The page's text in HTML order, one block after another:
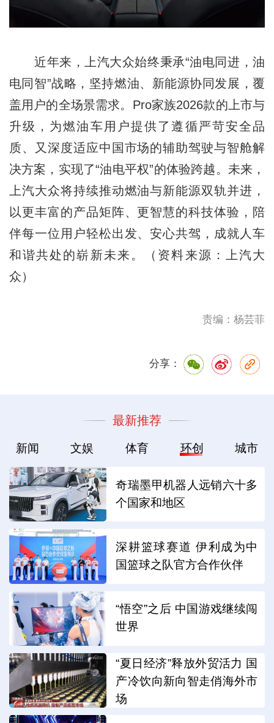
近年来，上汽大众始终秉承“油电同进，油
电同智”战略，坚持燃油、新能源协同发展，覆
盖用户的全场景需求。Pro家族2026款的上市与
升级，为燃油车用户提供了遵循严苛安全品
质、又深度适应中国市场的辅助驾驶与智舱解
决方案，实现了“油电平权”的体验跨越。未来，
上汽大众将持续推动燃油与新能源双轨并进，
以更丰富的产品矩阵、更智慧的科技体验，陪
伴每一位用户轻松出发、安心共驾，成就人车
和谐共处的崭新未来。（资料来源：上汽大
众）
责编：杨芸菲
分享：
最新推荐
新闻 文娱 体育 环创 城市
奇瑞墨甲机器人远销六十多
个国家和地区
深耕篮球赛道 伊利成为中
国篮球之队官方合作伙伴
“悟空”之后 中国游戏继续闯
世界
“夏日经济”释放外贸活力 国
产冷饮向新向智走俏海外市
场